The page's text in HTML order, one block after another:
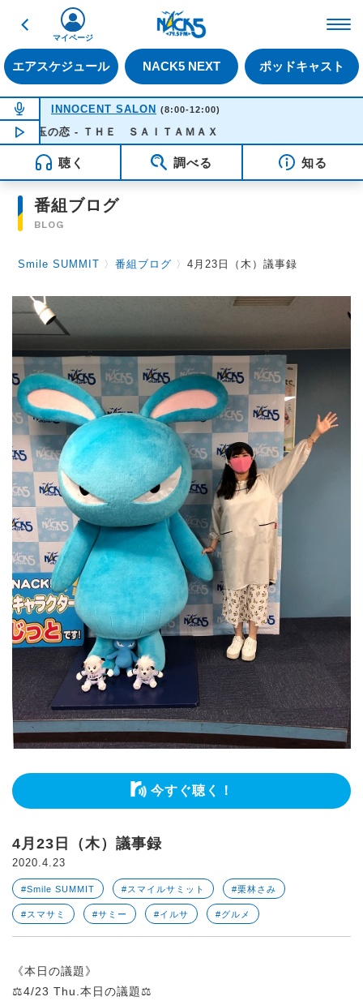
戻る
エアスケジュール NACK5 NEXT ポッドキャスト
マイページ
NOW ON AIR
INNOCENT SALON (8:00-12:00)
NOW PLAYING 10:35
の恋 - ＴＨＥ ＳＡＩＴＡＭＡＸ
聴く 調べる 知る
番組ブログ
BLOG
Smile SUMMIT 〉番組ブログ 〉4月23日（木）議事録
今すぐ聴く！
4月23日（木）議事録
2020.4.23
#Smile SUMMIT #スマイルサミット #栗林さみ
#スマサミ #サミー #イルサ #グルメ
《本日の議題》
⚖️4/23 Thu.本日の議題⚖️